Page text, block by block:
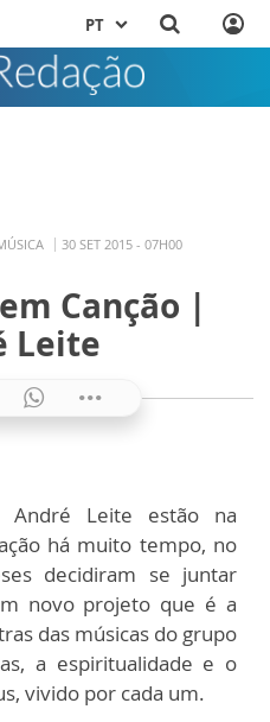
PT
30 SET 2015 - 07H00
Canção |
Leite
André Leite estão na
há muito tempo, no
decidiram se juntar
novo projeto que é a
das músicas do grupo
a espiritualidade e o
vivido por cada um.